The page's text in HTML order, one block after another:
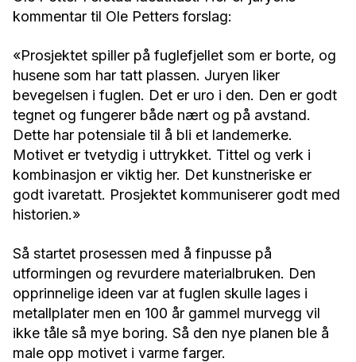
kommentar til Ole Petters forslag:
«Prosjektet spiller på fuglefjellet som er borte, og
husene som har tatt plassen. Juryen liker
bevegelsen i fuglen. Det er uro i den. Den er godt
tegnet og fungerer både nært og på avstand.
Dette har potensiale til å bli et landemerke.
Motivet er tvetydig i uttrykket. Tittel og verk i
kombinasjon er viktig her. Det kunstneriske er
godt ivaretatt. Prosjektet kommuniserer godt med
historien.»
Så startet prosessen med å finpusse på
utformingen og revurdere materialbruken. Den
opprinnelige ideen var at fuglen skulle lages i
metallplater men en 100 år gammel murvegg vil
ikke tåle så mye boring. Så den nye planen ble å
male opp motivet i varme farger.